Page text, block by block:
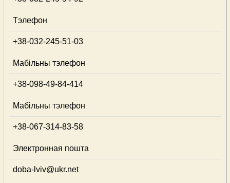
Тэлефон
+38-032-245-51-03
Мабільны тэлефон
+38-098-49-84-414
Мабільны тэлефон
+38-067-314-83-58
Электронная пошта
doba-lviv@ukr.net